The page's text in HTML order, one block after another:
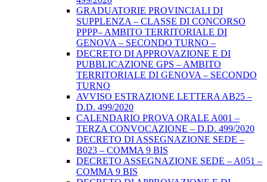
GRADUATORIE PROVINCIALI DI
SUPPLENZA – CLASSE DI CONCORSO
PPPP– AMBITO TERRITORIALE DI
GENOVA – SECONDO TURNO –
DECRETO DI APPROVAZIONE E DI
PUBBLICAZIONE GPS – AMBITO
TERRITORIALE DI GENOVA – SECONDO
TURNO
AVVISO ESTRAZIONE LETTERA AB25 –
D.D. 499/2020
CALENDARIO PROVA ORALE A001 –
TERZA CONVOCAZIONE – D.D. 499/2020
DECRETO DI ASSEGNAZIONE SEDE –
B023 – COMMA 9 BIS
DECRETO ASSEGNAZIONE SEDE – A051 –
COMMA 9 BIS